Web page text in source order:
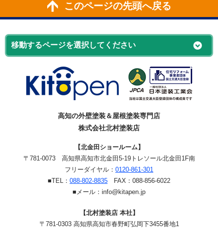
このページの先頭へ戻る
高知の外壁塗装＆屋根塗装専門店
株式会社北村塗装店
【北金田ショールーム】
〒781-0073 高知県高知市北金田5-19トレソール北金田1F南
フリーダイヤル： 0120-861-301
■TEL： 088-802-8835 FAX：088-856-6022
■メール：info@kitapen.jp
【北村塗装店 本社】
〒781-0303 高知県高知市春野町弘岡下3455番地1